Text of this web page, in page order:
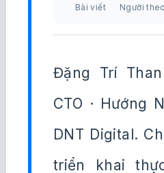
Bài viết Người
Đặng Trí
CTO · Hướng
DNT Digital.
triển khai